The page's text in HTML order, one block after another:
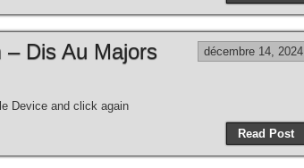
– Dis Au Majors décembre 14, 2024
Device and click again
Read Post